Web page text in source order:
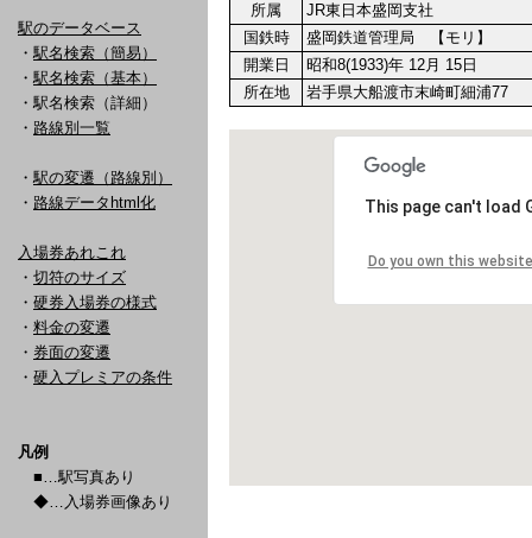
駅のデータベース
・ 駅名検索（簡易）
・ 駅名検索（基本）
・駅名検索（詳細）
・ 路線別一覧
・ 駅の変遷（路線別）
・ 路線データhtml化
入場券あれこれ
・ 切符のサイズ
・ 硬券入場券の様式
・ 料金の変遷
・ 券面の変遷
・ 硬入プレミアの条件
凡例
■…駅写真あり
◆…入場券画像あり
所属
JR東日本盛岡支社
国鉄時
盛岡鉄道管理局 【モリ】
開業日
昭和8(1933)年 12月 15日
所在地
岩手県大船渡市末崎町細浦77